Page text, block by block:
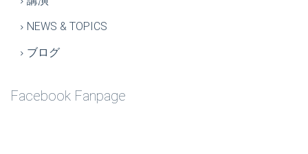
NEWS & TOPICS
ブログ
Facebook Fanpage